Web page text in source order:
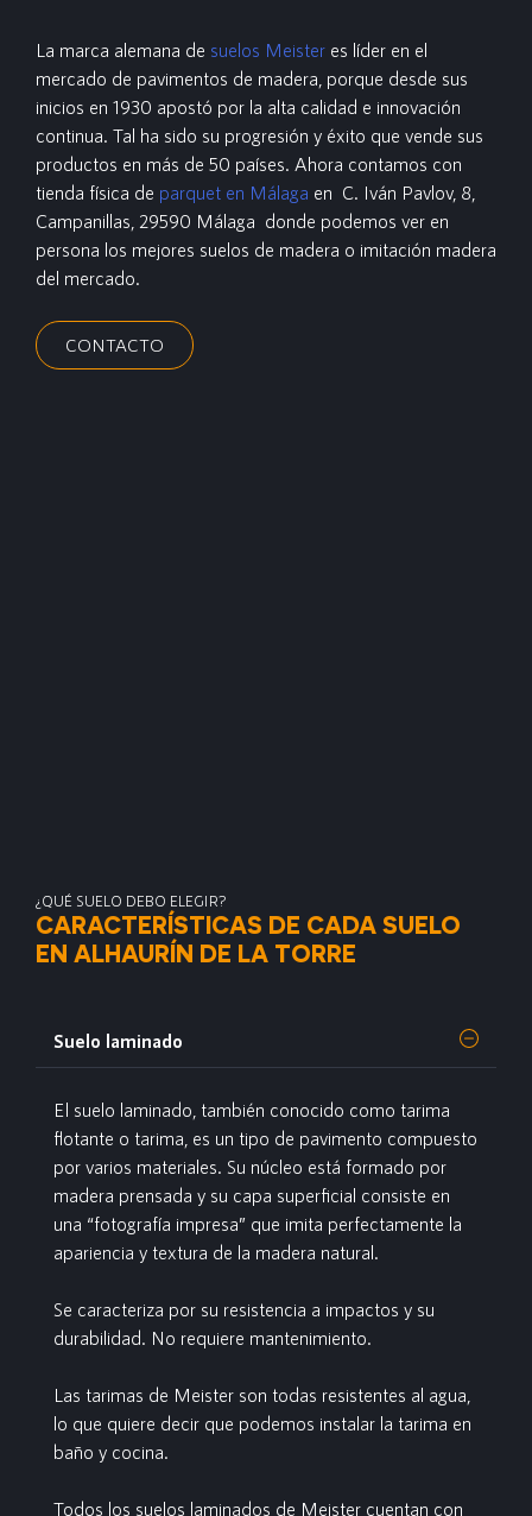
La marca alemana de suelos Meister es líder en el
mercado de pavimentos de madera, porque desde sus
inicios en 1930 apostó por la alta calidad e innovación
continua. Tal ha sido su progresión y éxito que vende sus
productos en más de 50 países. Ahora contamos con
tienda física de parquet en Málaga en C. Iván Pavlov, 8,
Campanillas, 29590 Málaga donde podemos ver en
persona los mejores suelos de madera o imitación madera
del mercado.
CONTACTO
¿QUÉ SUELO DEBO ELEGIR?
CARACTERÍSTICAS DE CADA SUELO
EN ALHAURÍN DE LA TORRE
Suelo laminado
El suelo laminado , también conocido como tarima
flotante o tarima, es un tipo de pavimento compuesto
por varios materiales. Su núcleo está formado por
madera prensada y su capa superficial consiste en
una “fotografía impresa” que imita perfectamente la
apariencia y textura de la madera natural.
Se caracteriza por su resistencia a impactos y su
durabilidad. No requiere mantenimiento.
Las tarimas de Meister son todas resistentes al agua,
lo que quiere decir que podemos instalar la tarima en
baño y cocina.
Todos los suelos laminados de Meister cuentan con